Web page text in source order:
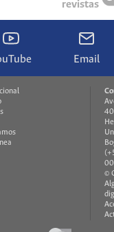
revistas
Email
©